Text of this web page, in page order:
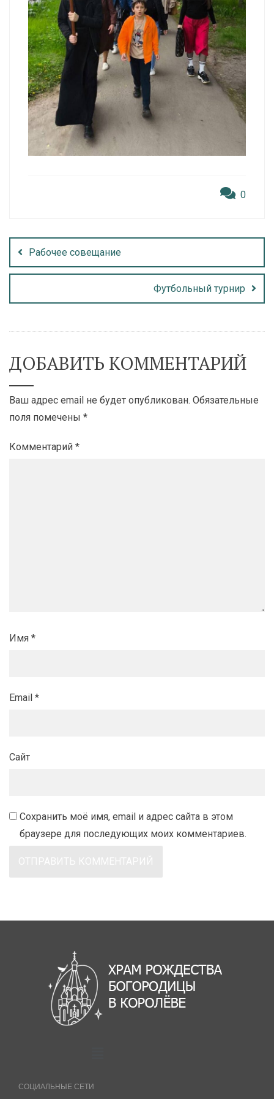
0
Рабочее совещание
Футбольный турнир
ДОБАВИТЬ КОММЕНТАРИЙ
Ваш адрес email не будет опубликован. Обязательные
поля помечены *
Комментарий *
Имя *
Email *
Сайт
Сохранить моё имя, email и адрес сайта в этом
браузере для последующих моих комментариев.
СОЦИАЛЬНЫЕ СЕТИ